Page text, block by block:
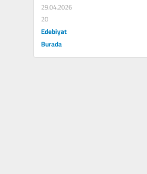
29.04.2026
20
Edebiyat
Burada